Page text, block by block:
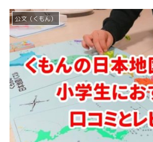
公文（くもん）